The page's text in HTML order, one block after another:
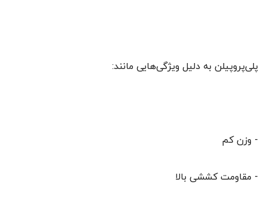
پلی‌پروپیلن به دلیل ویژگی‌هایی مانند:
- وزن کم
- مقاومت کششی بالا